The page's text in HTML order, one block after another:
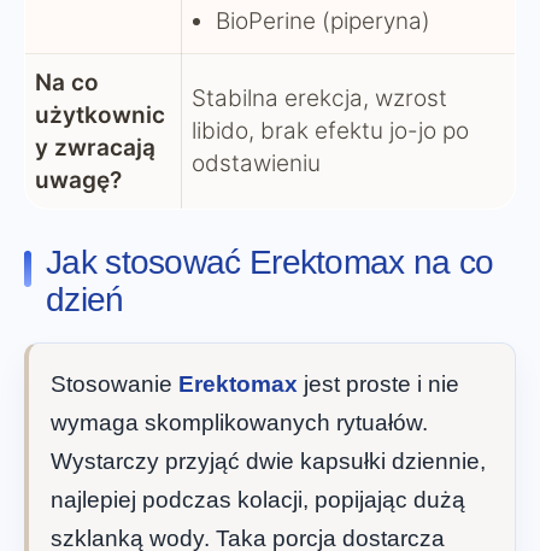
BioPerine (piperyna)
Na co
użytkownic
y zwracają
uwagę?
Stabilna erekcja, wzrost
libido, brak efektu jo-jo po
odstawieniu
Jak stosować Erektomax na co
dzień
Stosowanie Erektomax jest proste i nie
wymaga skomplikowanych rytuałów.
Wystarczy przyjąć dwie kapsułki dziennie,
najlepiej podczas kolacji, popijając dużą
szklanką wody. Taka porcja dostarcza